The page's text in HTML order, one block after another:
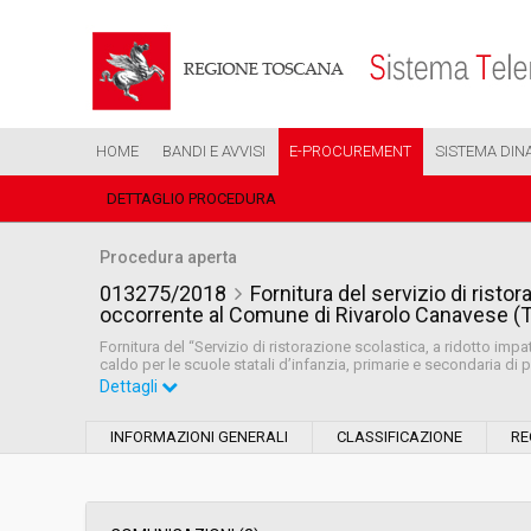
HOME BANDI E AVVISI E-PROCUREMENT SISTEMA
DETTAGLIO PROCEDURA
Procedura aperta
013275/2018
Fornitura del servizio di
occorrente al Comune di Rivarolo Canavese
Fornitura del “Servizio di ristorazione scolastica, a ridotto
caldo per le scuole statali d’infanzia, primarie e secondaria di
Dettagli
INFORMAZIONI GENERALI CLASSIFICAZIONE